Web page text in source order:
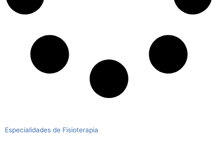
Especialidades de Fisioterapia